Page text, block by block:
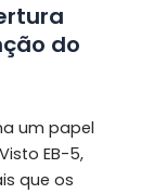
do
um papel
EB-5,
que os